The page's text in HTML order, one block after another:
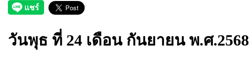
วันพุธ ที่ 24 เดือน กันยายน พ.ศ.2568